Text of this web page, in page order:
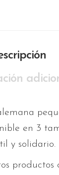
en 3
y solidario.
productos